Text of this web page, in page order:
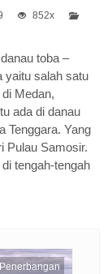
852x
toba –
yaitu salah satu
Medan,
ada di danau
Tenggara. Yang
Pulau Samosir.
tengah-tengah